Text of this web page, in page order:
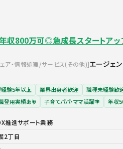
年収800万可◎急成長スタートア
ア・情報処理 サービス(その他) エージェ
験5年以上 業界出身者歓迎 職種未経験歓
登用実績あり 子育てパパ・ママ活躍中 年収
推進サポート業務
2丁目